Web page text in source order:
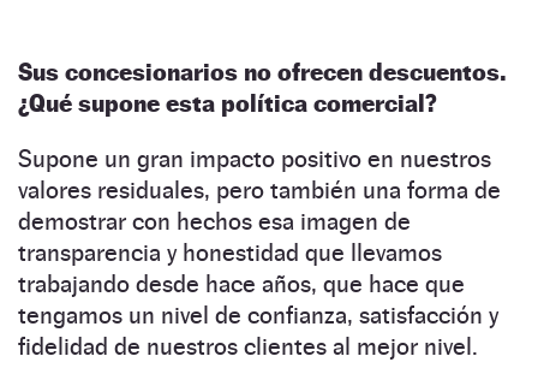
Sus concesionarios no ofrecen descuentos.
¿Qué supone esta política comercial?
Supone un gran impacto positivo en nuestros
valores residuales, pero también una forma de
demostrar con hechos esa imagen de
transparencia y honestidad que llevamos
trabajando desde hace años, que hace que
tengamos un nivel de confianza, satisfacción y
fidelidad de nuestros clientes al mejor nivel.